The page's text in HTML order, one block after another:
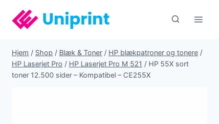
indhold
Hjem / Shop / Blæk & Toner / HP blækpatroner og tonere /
HP Laserjet Pro / HP Laserjet Pro M 521 / HP 55X sort
toner 12.500 sider – Kompatibel – CE255X